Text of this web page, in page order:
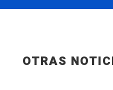
OTRAS